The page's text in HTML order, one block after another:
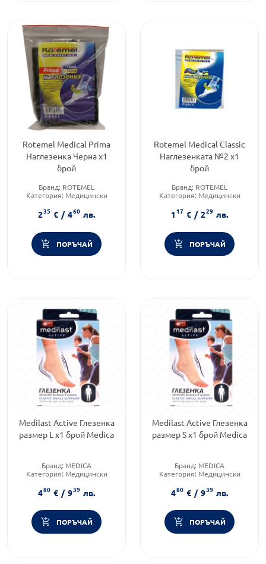
Rotemel Medical Prima
Наглезенка Черна х1
брой
Бранд: ROTEMEL
Категория: Медицински
235 € / 460 лв.
ПОРЪЧАЙ
Rotemel Medical Classic
Наглезенката №2 х1
брой
Бранд: ROTEMEL
Категория: Медицински
117 € / 229 лв.
ПОРЪЧАЙ
Medilast Active Глезенка
размер L x1 брой Medica
Бранд: MEDICA
Категория: Медицински
480 € / 939 лв.
ПОРЪЧАЙ
Medilast Active Глезенка
размер S x1 брой Medica
Бранд: MEDICA
Категория: Медицински
480 € / 939 лв.
ПОРЪЧАЙ